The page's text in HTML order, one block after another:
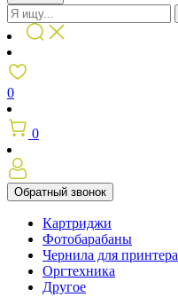
0
0
Обратный звонок
Картриджи
Фотобарабаны
Чернила для принтера
Оргтехника
Другое